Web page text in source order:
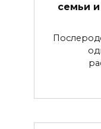
семьи